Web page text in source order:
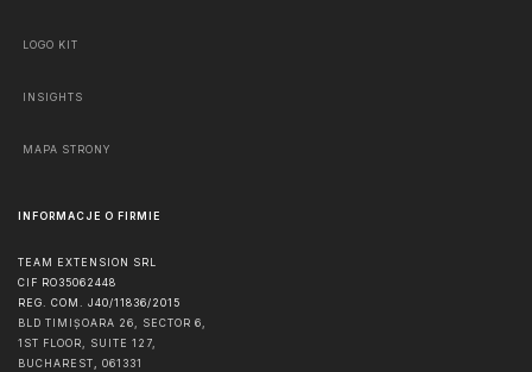
LOGO KIT
INSIGHTS
MAPA STRONY
INFORMACJE O FIRMIE
TEAM EXTENSION SRL
CIF RO35062448
REG. COM. J40/11836/2015
BLD TIMIȘOARA 26, SECTOR 6,
1ST FLOOR, SUITE 127,
BUCHAREST, 061331